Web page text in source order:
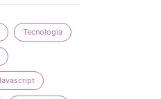
Tecnologia